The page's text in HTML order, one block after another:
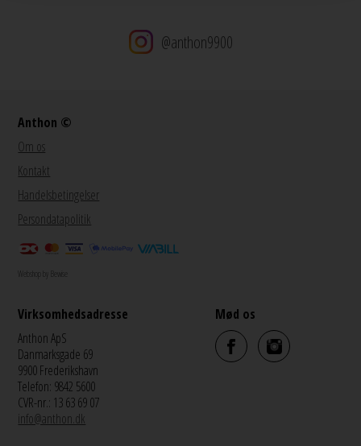
@anthon9900
Anthon ©
Om os
Kontakt
Handelsbetingelser
Persondatapolitik
Webshop by Bewise
Virksomhedsadresse
Anthon ApS
Danmarksgade 69
9900 Frederikshavn
Telefon: 9842 5600
CVR-nr.: 13 63 69 07
info@anthon.dk
Mød os